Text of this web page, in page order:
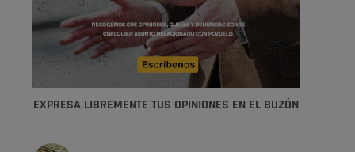
EXPRESA LIBREMENTE TUS OPINIONES EN EL BUZÓN